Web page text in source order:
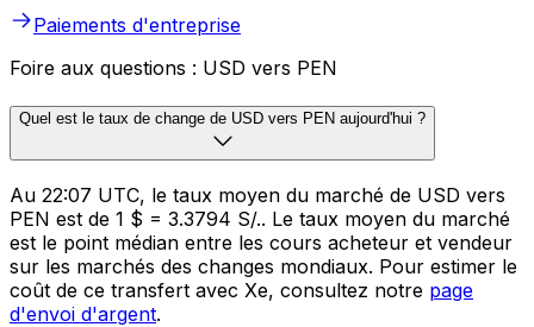
Paiements d'entreprise
Foire aux questions : USD vers PEN
Quel est le taux de change de USD vers PEN aujourd'hui ?
Au 22:07 UTC, le taux moyen du marché de USD vers
PEN est de 1 $ = 3.3794 S/.. Le taux moyen du marché
est le point médian entre les cours acheteur et vendeur
sur les marchés des changes mondiaux. Pour estimer le
coût de ce transfert avec Xe, consultez notre page
d'envoi d'argent.